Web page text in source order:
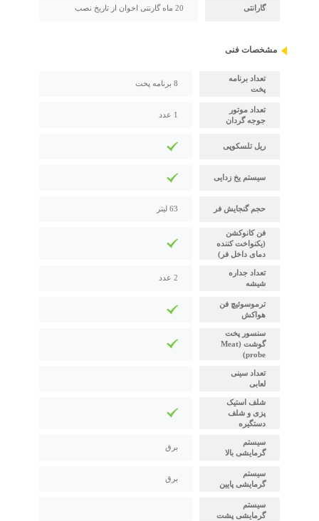
گارانتی 20 ماه گارنتی اخوان از تاریخ نصب
مشخصات فنی
تعداد برنامه
پخت
8 برنامه پخت
تعداد موتور
جوجه گردان
1 عدد
ریل تلسکوپی
سیستم یخ زدایی
حجم گنجایش فر 63 لیتر
فن کانوکشن
(یکنواخت کننده
دمای داخل فر)
تعداد جداره
شیشه
2 عدد
ترموسوئیچ فن
هواکش
سنسور پخت
گوشت (Meat
probe)
تعداد سینی
لعابی
شلف استیک
پزی و شلف
دستگیره
سیستم
گرمایشی بالا
برق
سیستم
گرمایشی پایین
برق
سیستم
گرمایشی پشت